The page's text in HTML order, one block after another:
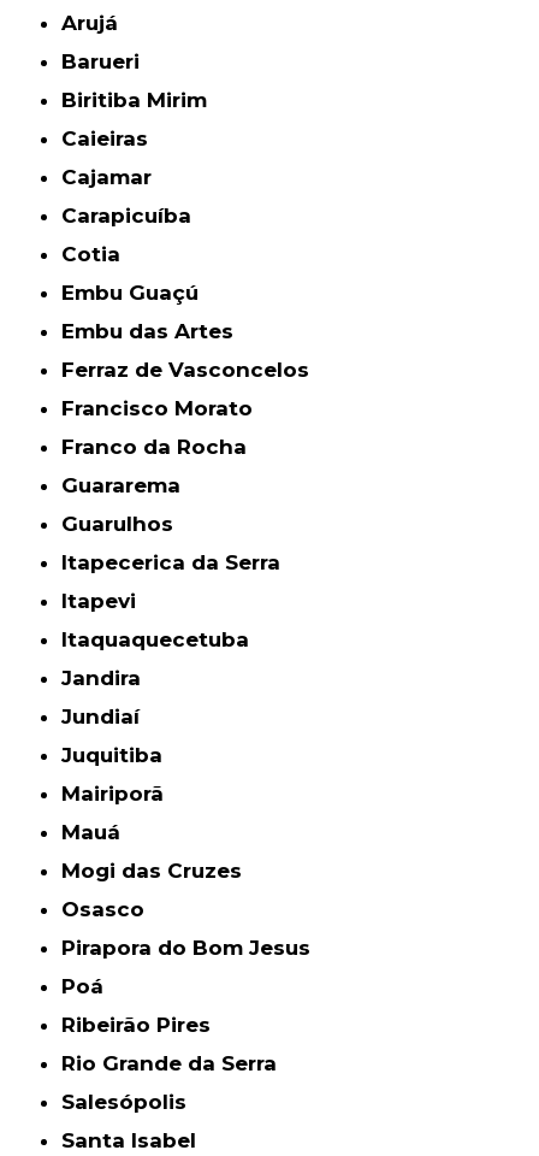
Arujá
Barueri
Biritiba Mirim
Caieiras
Cajamar
Carapicuíba
Cotia
Embu Guaçú
Embu das Artes
Ferraz de Vasconcelos
Francisco Morato
Franco da Rocha
Guararema
Guarulhos
Itapecerica da Serra
Itapevi
Itaquaquecetuba
Jandira
Jundiaí
Juquitiba
Mairiporã
Mauá
Mogi das Cruzes
Osasco
Pirapora do Bom Jesus
Poá
Ribeirão Pires
Rio Grande da Serra
Salesópolis
Santa Isabel